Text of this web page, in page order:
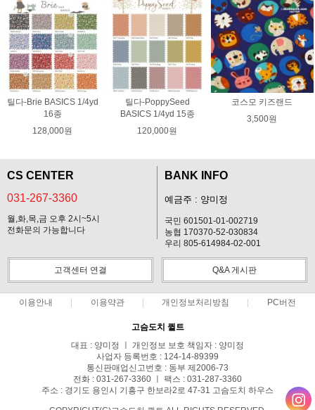
틸다-Brie BASICS 1/4yd
16종
128,000원
틸다-PoppySeed
BASICS 1/4yd 15종
120,000원
코스모 키즈랜드
3,500원
CS CENTER
031-267-3360
월,화,목,금 오후 2시~5시
전화문의 가능합니다
BANK INFO
예금주 : 양미정
국민 601501-01-002719
농협 170370-52-030834
우리 805-614984-02-001
고객센터 연결 Q&A 게시판
이용안내 이용약관 개인정보처리방침 PC버전
고슴도치 퀼트
대표 : 양미정 ㅣ 개인정보 보호 책임자 : 양미정
사업자 등록번호 : 124-14-89399
통신판매업신고번호 : 동부 제2006-73
전화 : 031-267-3360 ㅣ 팩스 : 031-287-3360
주소 : 경기도 용인시 기흥구 한보라2로 47-31 고슴도치 하우스